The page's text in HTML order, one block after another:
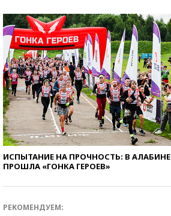
ИСПЫТАНИЕ НА ПРОЧНОСТЬ: В АЛАБИНЕ
ПРОШЛА «ГОНКА ГЕРОЕВ»
РЕКОМЕНДУЕМ: